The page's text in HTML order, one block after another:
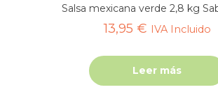
Salsa mexicana verde 2,8 kg
13,95 € IVA Incluido
Leer más